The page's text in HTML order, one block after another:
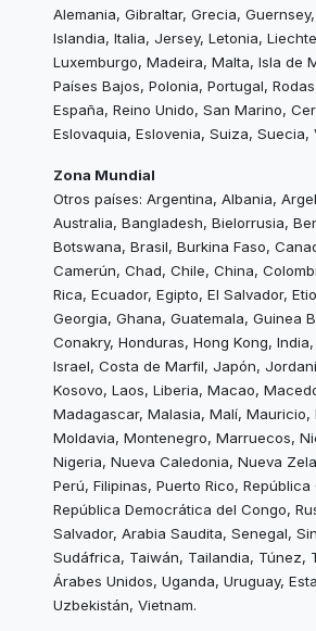
Alemania, Gibraltar, Grecia,
Islandia, Italia, Jersey, Letonia,
Luxemburgo, Madeira, Malta, Isla de
Países Bajos, Polonia, Portugal,
España, Reino Unido, San Marino,
Eslovaquia, Eslovenia, Suiza, Suecia,
Zona Mundial
Otros países: Argentina, Albania,
Australia, Bangladesh, Bielorrusia,
Botswana, Brasil, Burkina Faso,
Camerún, Chad, Chile, China,
Rica, Ecuador, Egipto, El Salvador,
Georgia, Ghana, Guatemala, Guinea
Conakry, Honduras, Hong Kong,
Israel, Costa de Marfil, Japón,
Kosovo, Laos, Liberia, Macao,
Madagascar, Malasia, Malí, Mauricio,
Moldavia, Montenegro, Marruecos,
Nigeria, Nueva Caledonia, Nueva
Perú, Filipinas, Puerto Rico,
República Democrática del Congo,
Salvador, Arabia Saudita, Senegal,
Sudáfrica, Taiwán, Tailandia, Túnez,
Árabes Unidos, Uganda, Uruguay,
Uzbekistán, Vietnam.